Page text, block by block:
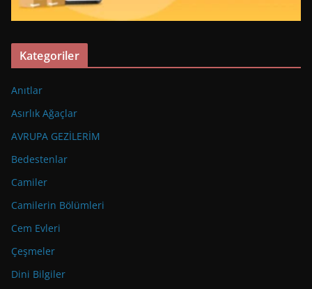
Kategoriler
Anıtlar
Asırlık Ağaçlar
AVRUPA GEZİLERİM
Bedestenlar
Camiler
Camilerin Bölümleri
Cem Evleri
Çeşmeler
Dini Bilgiler